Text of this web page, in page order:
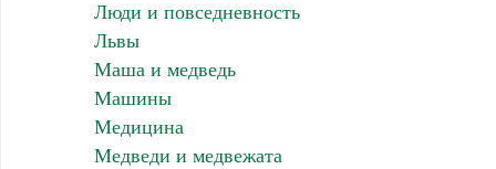
Люди и повседневность
Львы
Маша и медведь
Машины
Медицина
Медведи и медвежата